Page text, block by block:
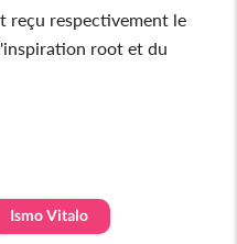
reçu respectivement le
root et du
Ismo Vitalo